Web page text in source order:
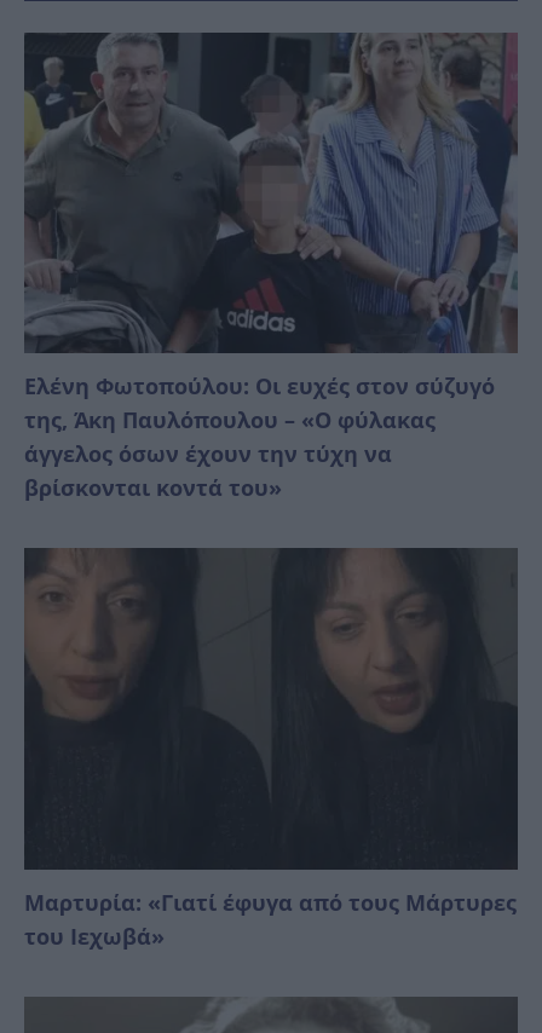
Ελένη Φωτοπούλου: Οι ευχές στον σύζυγό
της, Άκη Παυλόπουλου – «Ο φύλακας
άγγελος όσων έχουν την τύχη να
βρίσκονται κοντά του»
Μαρτυρία: «Γιατί έφυγα από τους Μάρτυρες
του Ιεχωβά»